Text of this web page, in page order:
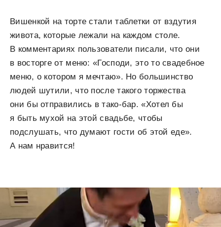
Вишенкой на торте стали таблетки от вздутия
живота, которые лежали на каждом столе.
В комментариях пользователи писали, что они
в восторге от меню: «Господи, это то свадебное
меню, о котором я мечтаю». Но большинство
людей шутили, что после такого торжества
они бы отправились в тако-бар. «Хотел бы
я быть мухой на этой свадьбе, чтобы
подслушать, что думают гости об этой еде».
А нам нравится!